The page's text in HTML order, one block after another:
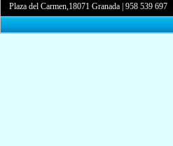
Plaza del Carmen,18071 Granada |958 539 697